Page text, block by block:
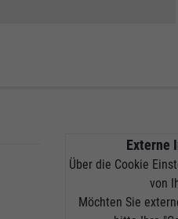
Externe
Über die Cookie
von
Möchten Sie